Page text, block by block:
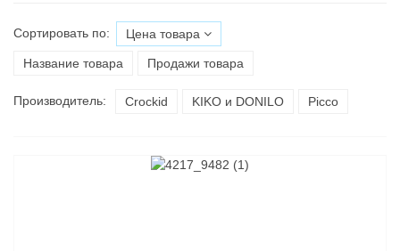
Сортировать по: Цена товара
Название товара Продажи товара
Производитель: Croсkid KIKO и DONILO Picco